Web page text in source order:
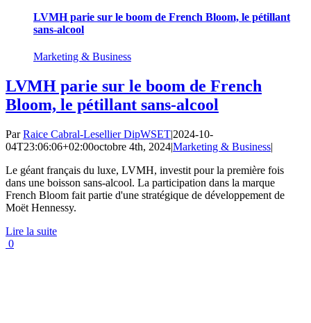
LVMH parie sur le boom de French Bloom, le pétillant
sans-alcool
Marketing & Business
LVMH parie sur le boom de French
Bloom, le pétillant sans-alcool
ParRaice Cabral-Lesellier DipWSET|2024-10-
04T23:06:06+02:00octobre 4th, 2024|Marketing & Business|
Le géant français du luxe, LVMH, investit pour la première fois
dans une boisson sans-alcool. La participation dans la marque
French Bloom fait partie d'une stratégique de développement de
Moët Hennessy.
Lire la suite
0